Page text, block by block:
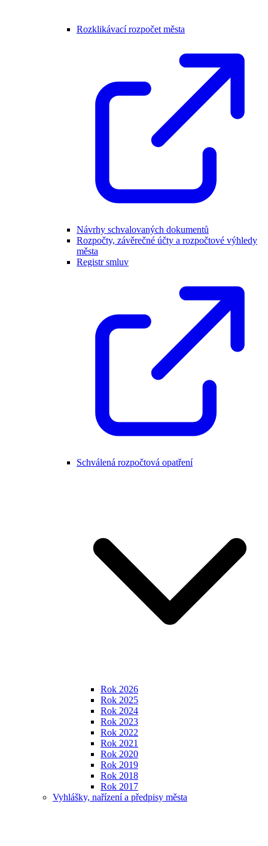
Rozklikávací rozpočet města
Návrhy schvalovaných dokumentů
Rozpočty, závěrečné účty a rozpočtové výhledy
města
Registr smluv
Schválená rozpočtová opatření
Rok 2026
Rok 2025
Rok 2024
Rok 2023
Rok 2022
Rok 2021
Rok 2020
Rok 2019
Rok 2018
Rok 2017
Vyhlášky, nařízení a předpisy města